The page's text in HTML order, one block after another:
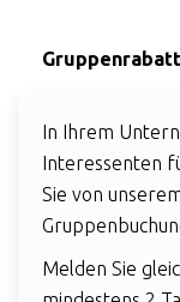
Gruppenrabatt
In Ihrem
Interessenten
Sie von
Melden Sie